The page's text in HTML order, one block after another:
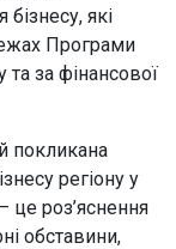
які
Програми
за фінансової
покликана
регіону у
це роз’яснення
обставини,